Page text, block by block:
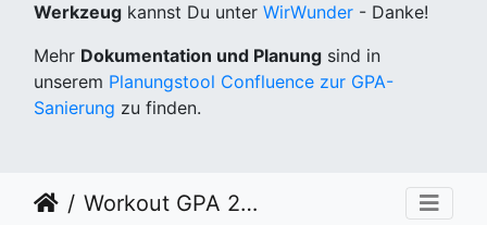
Werkzeug kannst Du unter WirWunder - Danke!
Mehr Dokumentation und Planung sind in
unserem Planungstool Confluence zur GPA-
Sanierung zu finden.
Workout GPA 2021 KW 20